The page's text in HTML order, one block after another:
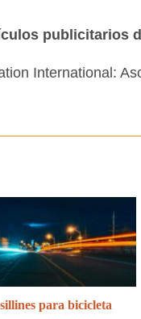
publicitarios
International:
para bicicleta